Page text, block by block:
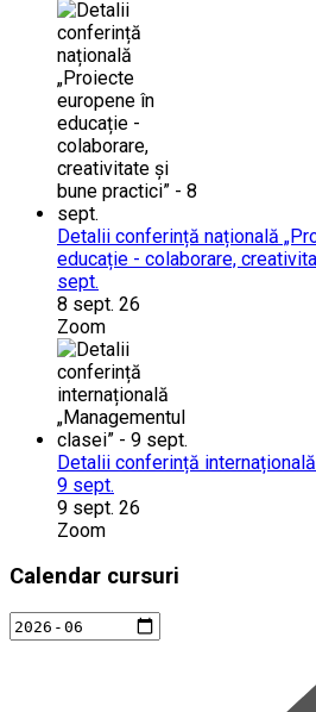
Detalii conferință națională
educație - colaborare,
sept.
8 sept. 26
Zoom
Detalii conferință
9 sept.
9 sept. 26
Zoom
Calendar cursuri